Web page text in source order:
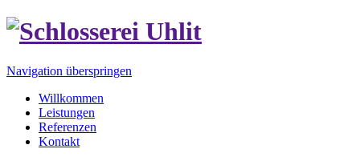
Navigation überspringen
Willkommen
Leistungen
Referenzen
Kontakt